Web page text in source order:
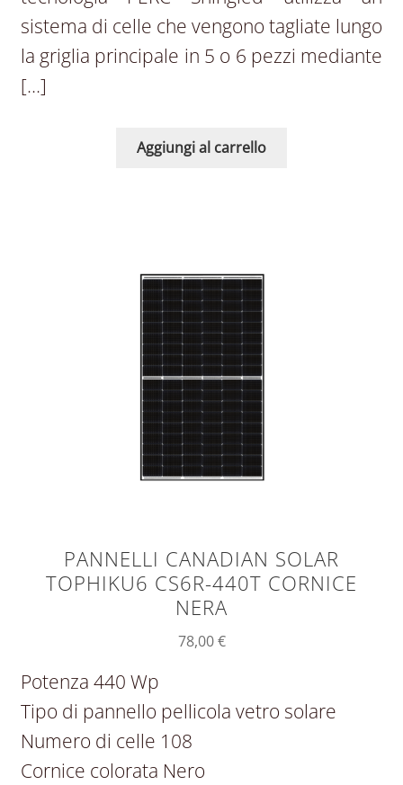
sistema di celle che vengono tagliate lungo
la griglia principale in 5 o 6 pezzi mediante
[…]
Aggiungi al carrello
PANNELLI CANADIAN SOLAR
TOPHIKU6 CS6R-440T CORNICE
NERA
78,00€
Potenza 440 Wp
Tipo di pannello pellicola vetro solare
Numero di celle 108
Cornice colorata Nero